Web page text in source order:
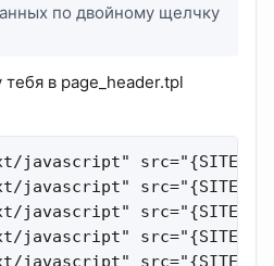
по двойному щелчку
в page_header.tpl
javascript"
javascript"
javascript"
javascript"
javascript"